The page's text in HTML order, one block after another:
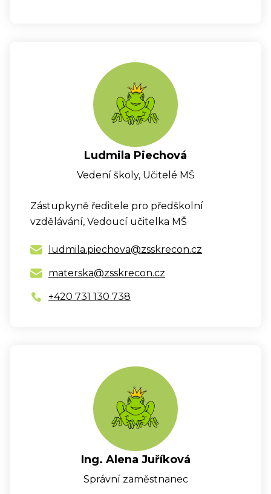
Ludmila Piechová
Vedení školy, Učitelé MŠ
Zástupkyně ředitele pro předškolní
vzdělávání, Vedoucí učitelka MŠ
ludmila.piechova@zsskrecon.cz
materska@zsskrecon.cz
+420 731 130 738
Ing. Alena Juříková
Správní zaměstnanec